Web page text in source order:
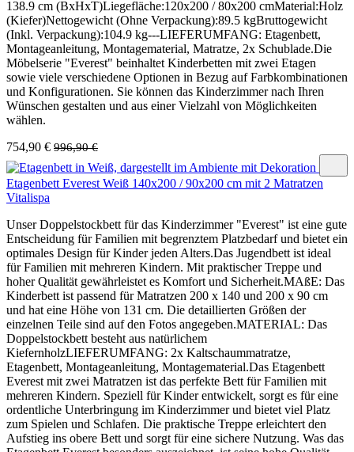
138.9 cm (BxHxT)Liegefläche:120x200 / 80x200 cmMaterial:Holz
(Kiefer)Nettogewicht (Ohne Verpackung):89.5 kgBruttogewicht
(Inkl. Verpackung):104.9 kg---LIEFERUMFANG: Etagenbett,
Montageanleitung, Montagematerial, Matratze, 2x Schublade.Die
Möbelserie "Everest" beinhaltet Kinderbetten mit zwei Etagen
sowie viele verschiedene Optionen in Bezug auf Farbkombinationen
und Konfigurationen. Sie können das Kinderzimmer nach Ihren
Wünschen gestalten und aus einer Vielzahl von Möglichkeiten
wählen.
754,90 € 996,90 €
Etagenbett Everest Weiß 140x200 / 90x200 cm mit 2 Matratzen
Vitalispa
Unser Doppelstockbett für das Kinderzimmer "Everest" ist eine gute
Entscheidung für Familien mit begrenztem Platzbedarf und bietet ein
optimales Design für Kinder jeden Alters.Das Jugendbett ist ideal
für Familien mit mehreren Kindern. Mit praktischer Treppe und
hoher Qualität gewährleistet es Komfort und Sicherheit.MAßE: Das
Kinderbett ist passend für Matratzen 200 x 140 und 200 x 90 cm
und hat eine Höhe von 131 cm. Die detaillierten Größen der
einzelnen Teile sind auf den Fotos angegeben.MATERIAL: Das
Doppelstockbett besteht aus natürlichem
KiefernholzLIEFERUMFANG: 2x Kaltschaummatratze,
Etagenbett, Montageanleitung, Montagematerial.Das Etagenbett
Everest mit zwei Matratzen ist das perfekte Bett für Familien mit
mehreren Kindern. Speziell für Kinder entwickelt, sorgt es für eine
ordentliche Unterbringung im Kinderzimmer und bietet viel Platz
zum Spielen und Schlafen. Die praktische Treppe erleichtert den
Aufstieg ins obere Bett und sorgt für eine sichere Nutzung. Was das